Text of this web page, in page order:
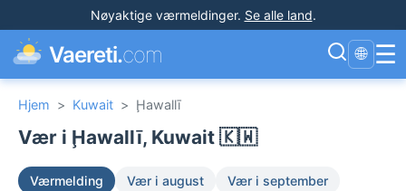
Nøyaktige værmeldinger. Se alle land.
Vaereti.com 🌐 ☰
Hjem > Kuwait > Ḩawallī
Vær i Ḩawallī, Kuwait 🇰🇼
Værmelding Vær i august
Vær i september